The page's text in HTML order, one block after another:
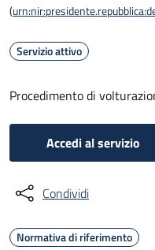
(
Servizio attivo
Procedimento di
Accedi al servizio
Condividi
Normativa di riferimento